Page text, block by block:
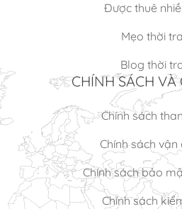
Được thuê
Mẹo thời
Blog thời
CHÍNH SÁCH
Chính sách
Chính sách vận
Chính sách bảo
Chính sách